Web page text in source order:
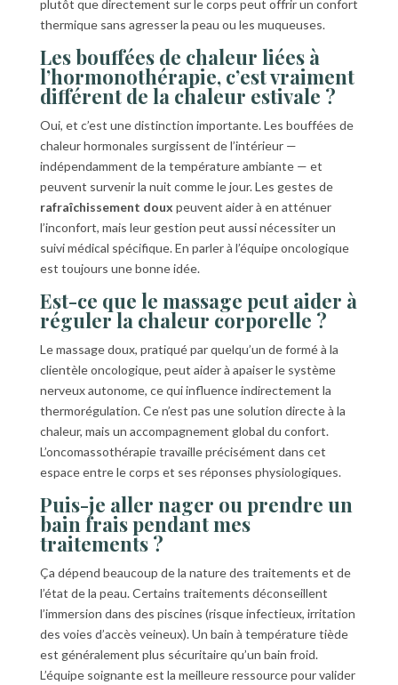
plutôt que directement sur le corps peut offrir un confort
thermique sans agresser la peau ou les muqueuses.
Les bouffées de chaleur liées à
l’hormonothérapie, c’est vraiment
différent de la chaleur estivale ?
Oui, et c’est une distinction importante. Les bouffées de
chaleur hormonales surgissent de l’intérieur —
indépendamment de la température ambiante — et
peuvent survenir la nuit comme le jour. Les gestes de
rafraîchissement doux peuvent aider à en atténuer
l’inconfort, mais leur gestion peut aussi nécessiter un
suivi médical spécifique. En parler à l’équipe oncologique
est toujours une bonne idée.
Est-ce que le massage peut aider à
réguler la chaleur corporelle ?
Le massage doux, pratiqué par quelqu’un de formé à la
clientèle oncologique, peut aider à apaiser le système
nerveux autonome, ce qui influence indirectement la
thermorégulation. Ce n’est pas une solution directe à la
chaleur, mais un accompagnement global du confort.
L’oncomassothérapie travaille précisément dans cet
espace entre le corps et ses réponses physiologiques.
Puis-je aller nager ou prendre un
bain frais pendant mes
traitements ?
Ça dépend beaucoup de la nature des traitements et de
l’état de la peau. Certains traitements déconseillent
l’immersion dans des piscines (risque infectieux, irritation
des voies d’accès veineux). Un bain à température tiède
est généralement plus sécuritaire qu’un bain froid.
L’équipe soignante est la meilleure ressource pour valider